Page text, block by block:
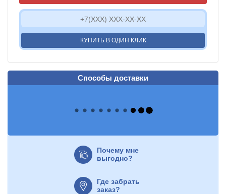
КУПИТЬ В ОДИН КЛИК
Способы доставки
Почему мне
выгодно?
Где забрать
заказ?